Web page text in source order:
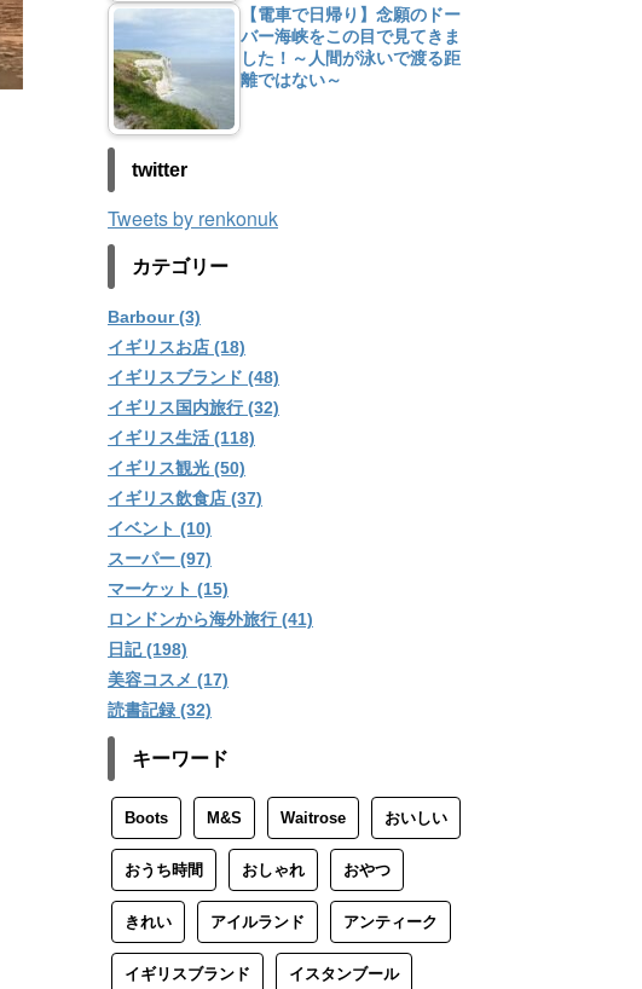
【電車で日帰り】念願のドー
バー海峡をこの目で見てきま
した！～人間が泳いで渡る距
離ではない～
twitter
Tweets by renkonuk
カテゴリー
Barbour (3)
イギリスお店 (18)
イギリスブランド (48)
イギリス国内旅行 (32)
イギリス生活 (118)
イギリス観光 (50)
イギリス飲食店 (37)
イベント (10)
スーパー (97)
マーケット (15)
ロンドンから海外旅行 (41)
日記 (198)
美容コスメ (17)
読書記録 (32)
キーワード
Boots M&S Waitrose おいしい
おうち時間 おしゃれ おやつ
きれい アイルランド アンティーク
イギリスブランド イスタンブール